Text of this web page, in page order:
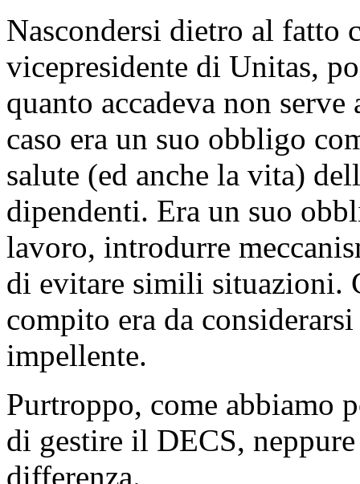
Nascondersi dietro al fatto
vicepresidente di Unitas,
quanto accadeva non
caso era un suo obbligo
salute (ed anche la vita)
dipendenti. Era un suo
lavoro, introdurre
di evitare simili situazioni.
compito era da
impellente.
Purtroppo, come abbiamo
di gestire il DECS,
differenza.